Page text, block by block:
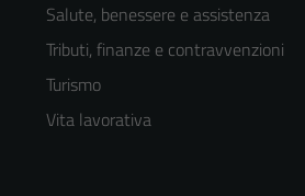
Salute, benessere e assistenza
Tributi, finanze e contravvenzioni
Turismo
Vita lavorativa